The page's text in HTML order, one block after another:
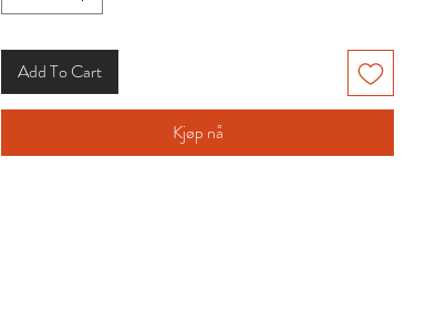
Add To Cart
Kjøp nå